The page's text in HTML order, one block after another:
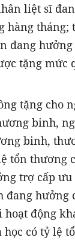
liệt sĩ
hàng tháng;
đang
tặng mức
tặng cho
binh,
binh,
tổn thương
trợ cấp ưu
đang hưởng
hoạt động
học có tỷ lệ